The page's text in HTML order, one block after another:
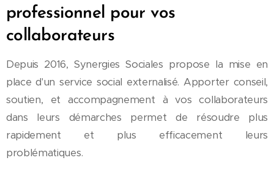
professionnel pour vos
collaborateurs
Depuis 2016, Synergies Sociales propose la mise en
place d'un service social externalisé. Apporter conseil,
soutien, et accompagnement à vos collaborateurs
dans leurs démarches permet de résoudre plus
rapidement et plus efficacement leurs
problématiques.